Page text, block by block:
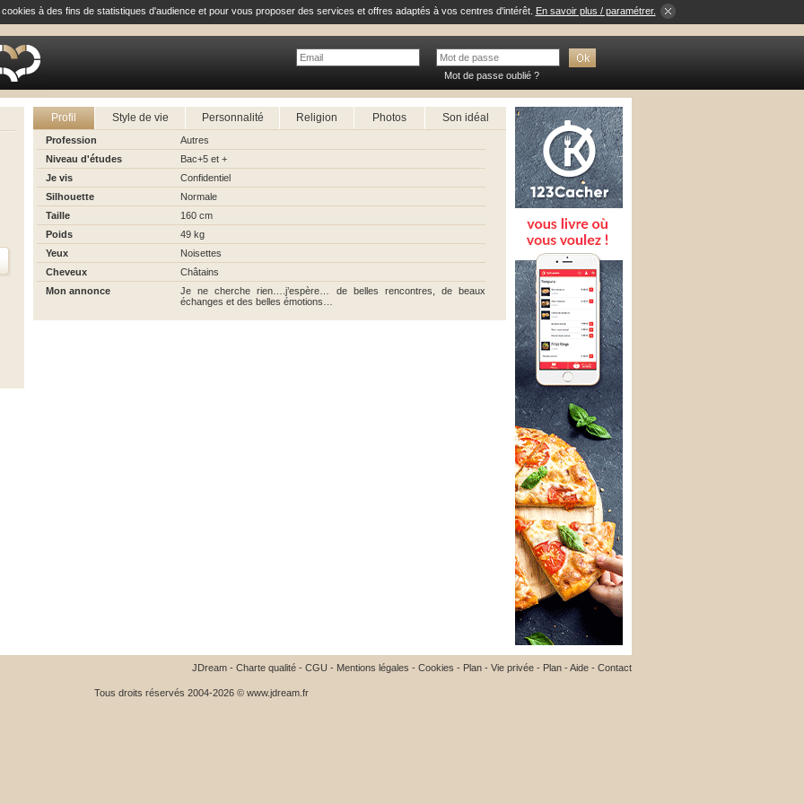
à des fins de statistiques d'audience et pour vous proposer des services et offres adaptés à vos centres d'intérêt. En savoir plus / paramétrer.
Mot de passe oublié ?
Profil Style de vie Personnalité Religion Photos Son idéal
Profession
Autres
Niveau d'études
Bac+5 et +
Je vis
Confidentiel
Silhouette
Normale
Taille
160 cm
Poids
49 kg
Yeux
Noisettes
Cheveux
Châtains
Mon annonce
Je ne cherche rien….j’espère… de belles rencontres, de beaux
échanges et des belles émotions…
JDream - Charte qualité - CGU - Mentions légales - Cookies - Plan - Vie privée - Plan -Aide - Contact
Tous droits réservés 2004-2026 © www.jdream.fr